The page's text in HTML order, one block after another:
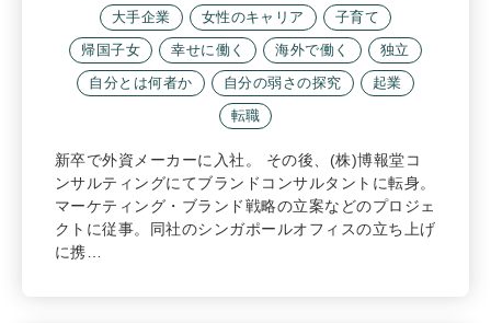
大手企業
女性のキャリア
子育て
帰国子女
幸せに働く 海外で働く
独立
自分とは何者か
自分の弱さの探究
起業
転職
新卒で外資メーカーに入社。 その後、(株)博報堂コ
ンサルティングにてブランドコンサルタントに転身。
マーケティング・ブランド戦略の立案などのプロジェ
クトに従事。同社のシンガポールオフィスの立ち上げ
に携…